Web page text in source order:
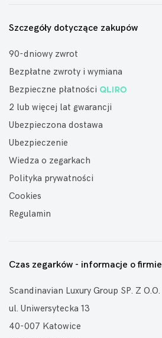
Szczegóły dotyczące zakupów
90-dniowy zwrot
Bezpłatne zwroty i wymiana
Bezpieczne płatności
2 lub więcej lat gwarancji
Ubezpieczona dostawa
Ubezpieczenie
Wiedza o zegarkach
Polityka prywatności
Cookies
Regulamin
Czas zegarków - informacje o firmie
Scandinavian Luxury Group SP. Z O.O.
ul. Uniwersytecka 13
40-007 Katowice